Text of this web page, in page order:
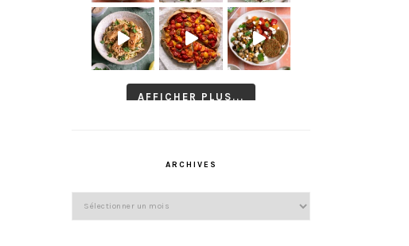
AFFICHER PLUS...
ARCHIVES
Archives